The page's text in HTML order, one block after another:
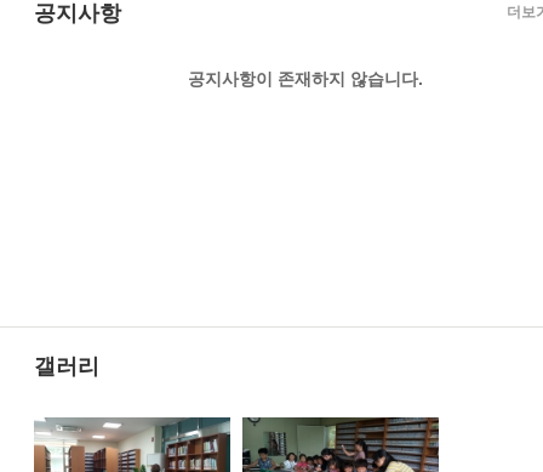
공지사항
공지사항이 존재하지 않습니다.
더보
갤러리